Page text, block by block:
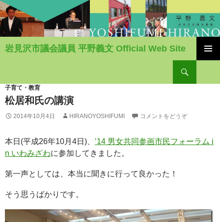
岩見沢市議会議員 平野義文 Official Web Site
ン
ツ
へ
移
子育て・教育
松居和氏の講演
2014年10月4日 HIRANOYOSHIFUMI コメントをどうぞ
本日(平成26年10月4日)、 ’14 男女共同参画市民フォーラム i
n いわみざわに参加してきました。
第一声としては、本当に聞きに行って良かった！
そう思うばかりです。